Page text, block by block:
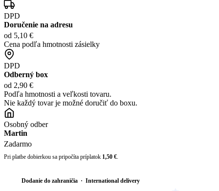
DPD
Doručenie na adresu
od 5,10 €
Cena podľa hmotnosti zásielky
DPD
Odberný box
od 2,90 €
Podľa hmotnosti a veľkosti tovaru.
Nie každý tovar je možné doručiť do boxu.
Osobný odber
Martin
Zadarmo
Pri platbe dobierkou sa pripočíta príplatok 1,50 €.
Dodanie do zahraničia · International delivery